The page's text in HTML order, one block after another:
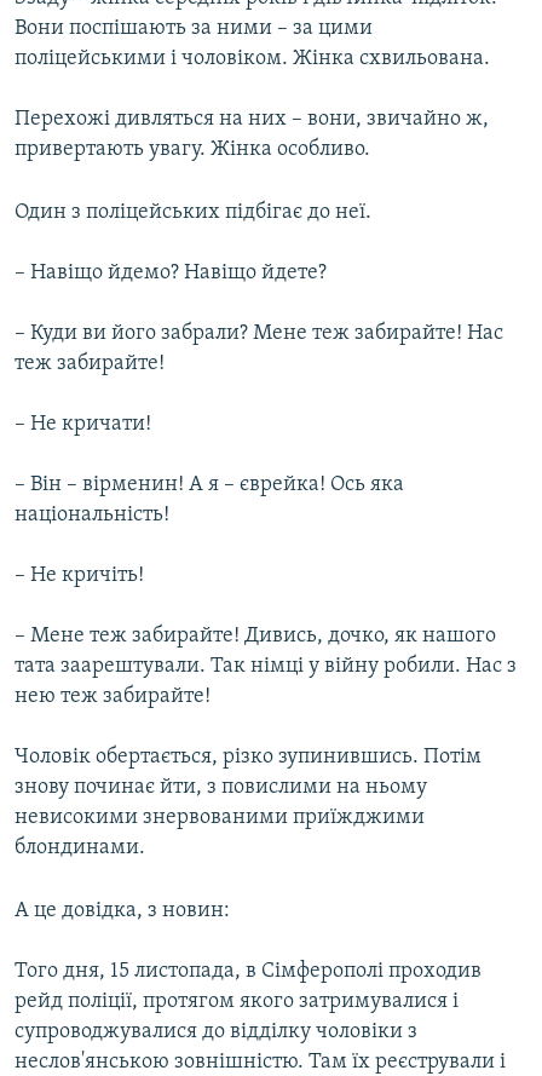
Вони поспішають за ними – за цими
поліцейськими і чоловіком. Жінка схвильована.
Перехожі дивляться на них – вони, звичайно ж,
привертають увагу. Жінка особливо.
Один з поліцейських підбігає до неї.
– Навіщо йдемо? Навіщо йдете?
– Куди ви його забрали? Мене теж забирайте! Нас
теж забирайте!
– Не кричати!
– Він – вірменин! А я – єврейка! Ось яка
національність!
– Не кричіть!
– Мене теж забирайте! Дивись, дочко, як нашого
тата заарештували. Так німці у війну робили. Нас з
нею теж забирайте!
Чоловік обертається, різко зупинившись. Потім
знову починає йти, з повислими на ньому
невисокими знервованими приїжджими
блондинами.
А це довідка, з новин:
Того дня, 15 листопада, в Сімферополі проходив
рейд поліції, протягом якого затримувалися і
супроводжувалися до відділку чоловіки з
неслов'янською зовнішністю. Там їх реєстрували і